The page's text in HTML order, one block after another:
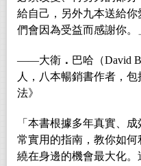
給自己，另外九本送給
們會因為受益而感謝你。
――大衛 ． 巴哈（David
人，八本暢銷書作者，
法》
「本書根據多年真實、
常實用的指南，教你如
繞在身邊的機會最大化